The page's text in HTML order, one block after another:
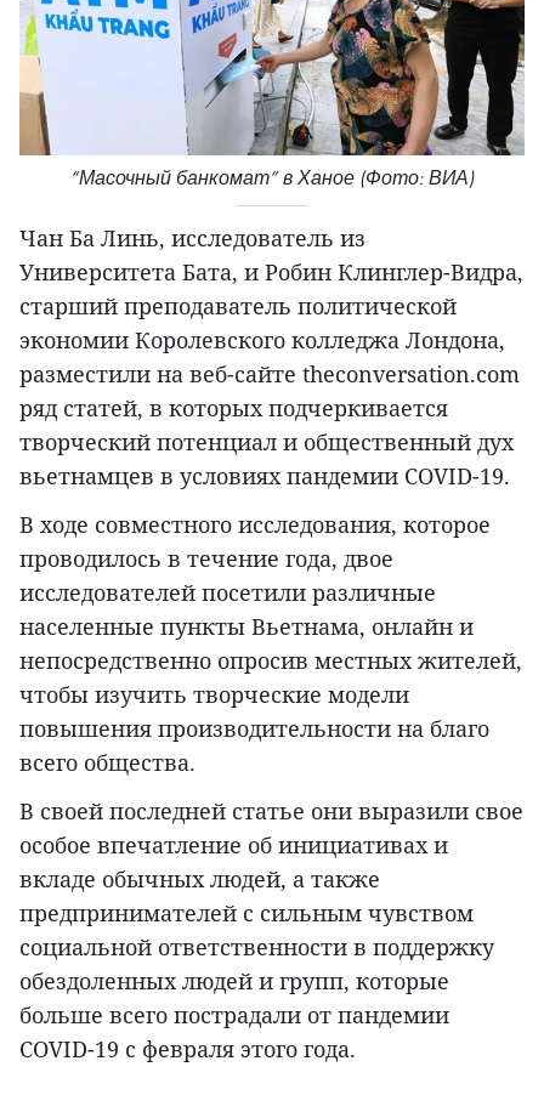
“Масочный банкомат” в Ханое (Фото: ВИА)
Чан Ба Линь, исследователь из
Университета Бата, и Робин Клинглер-Видра,
старший преподаватель политической
экономии Королевского колледжа Лондона,
разместили на веб-сайте theconversation.com
ряд статей, в которых подчеркивается
творческий потенциал и общественный дух
вьетнамцев в условиях пандемии COVID-19.
В ходе совместного исследования, которое
проводилось в течение года, двое
исследователей посетили различные
населенные пункты Вьетнама, онлайн и
непосредственно опросив местных жителей,
чтобы изучить творческие модели
повышения производительности на благо
всего общества.
В своей последней статье они выразили свое
особое впечатление об инициативах и
вкладе обычных людей, а также
предпринимателей с сильным чувством
социальной ответственности в поддержку
обездоленных людей и групп, которые
больше всего пострадали от пандемии
COVID-19 с февраля этого года.